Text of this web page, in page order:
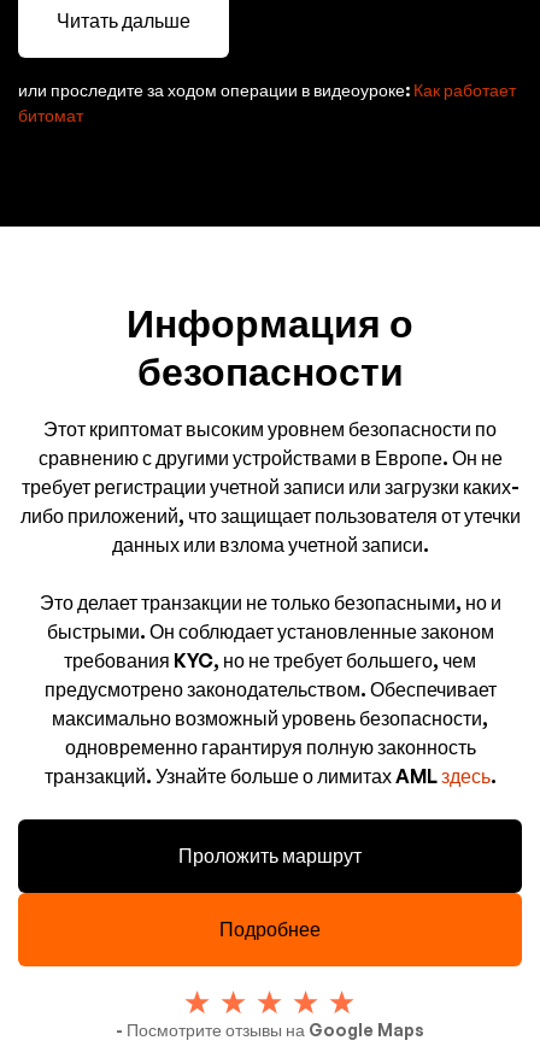
Читать дальше
или проследите за ходом операции в видеоуроке: Как работает
битомат
Информация о
безопасности
Этот криптомат высоким уровнем безопасности по
сравнению с другими устройствами в Европе. Он не
требует регистрации учетной записи или загрузки каких-
либо приложений, что защищает пользователя от утечки
данных или взлома учетной записи.
Это делает транзакции не только безопасными, но и
быстрыми. Он соблюдает установленные законом
требования KYC, но не требует большего, чем
предусмотрено законодательством. Обеспечивает
максимально возможный уровень безопасности,
одновременно гарантируя полную законность
транзакций. Узнайте больше о лимитах AMLздесь.
Проложить маршрут
Подробнее
- Посмотрите отзывы на Google Maps